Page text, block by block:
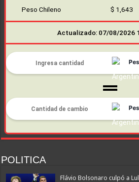
Peso Chileno $ 1,643
Actualizado: 07/08/2026
POLITICA
Flávio Bolsonaro culpó a